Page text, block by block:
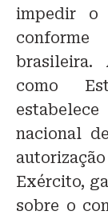
impedir o
brasileira.
como
nacional
Exército,
sobre o